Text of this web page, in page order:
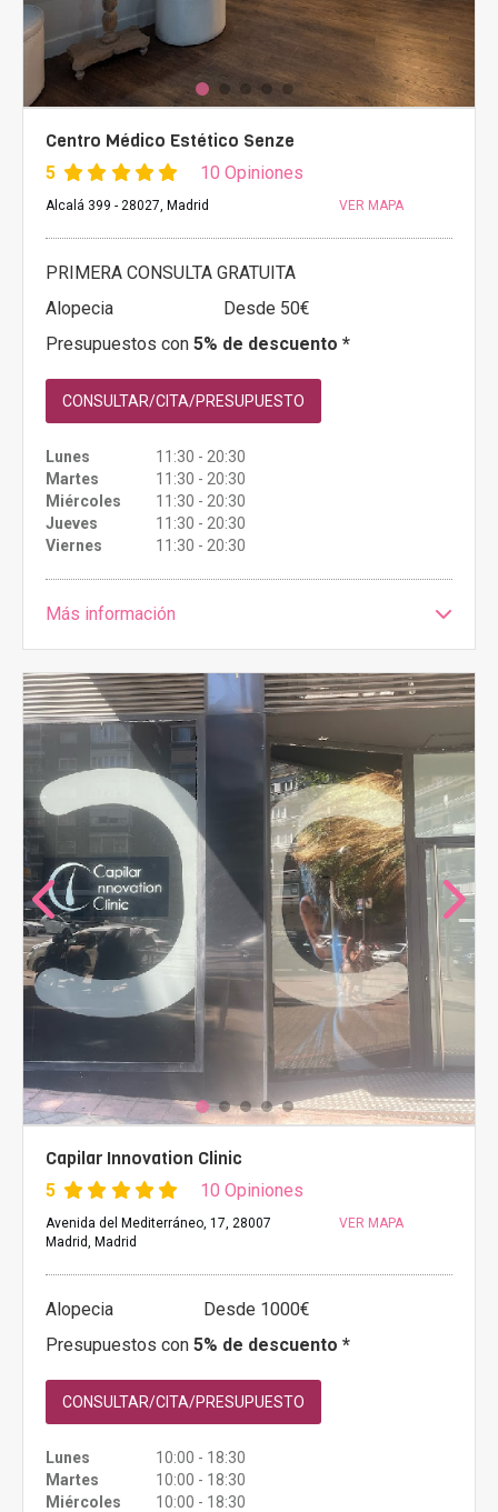
Centro Médico Estético Senze
5 10 Opiniones
Alcalá 399 - 28027, Madrid VER MAPA
PRIMERA CONSULTA GRATUITA
Alopecia
Desde 50€
Presupuestos con 5% de descuento *
CONSULTAR/CITA/PRESUPUESTO
Lunes
11:30 - 20:30
Martes
11:30 - 20:30
Miércoles
11:30 - 20:30
Jueves
11:30 - 20:30
Viernes
11:30 - 20:30
Más información
Capilar Innovation Clinic
5 10 Opiniones
Avenida del Mediterráneo, 17, 28007
Madrid, Madrid
VER MAPA
Alopecia
Desde 1000€
Presupuestos con 5% de descuento *
CONSULTAR/CITA/PRESUPUESTO
Lunes
10:00 - 18:30
Martes
10:00 - 18:30
Miércoles
10:00 - 18:30